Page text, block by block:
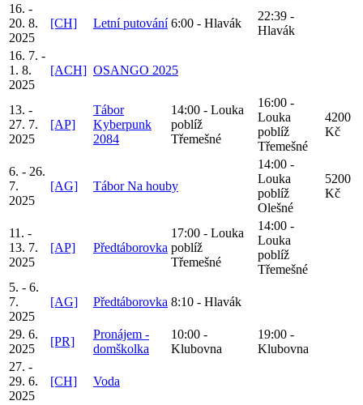
16. -
20. 8.
2025
[CH] Letní putování 6:00 - Hlavák
22:39 -
Hlavák
16. 7. -
1. 8.
2025
[ACH] OSANGO 2025
13. -
27. 7.
2025
[AP]
Tábor
Kyberpunk
2084
14:00 - Louka
poblíž
Třemešné
16:00 -
Louka
poblíž
Třemešné
4200
Kč
6. - 26.
7.
2025
[AG] Tábor Na houby
14:00 -
Louka
poblíž
Olešné
5200
Kč
11. -
13. 7.
2025
[AP] Předtáborovka
17:00 - Louka
poblíž
Třemešné
14:00 -
Louka
poblíž
Třemešné
5. - 6.
7.
2025
[AG] Předtáborovka 8:10 - Hlavák
29. 6.
2025
[PR]
Pronájem -
domškolka
10:00 -
Klubovna
19:00 -
Klubovna
27. -
29. 6.
2025
[CH] Voda